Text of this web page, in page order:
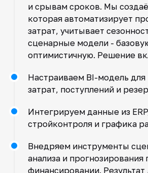
и срывам сроков. Мы
которая автоматизирует
затрат, учитывает
сценарные модели -
оптимистичную. Решение
Настраиваем BI-модель для
затрат, поступлений и
Интегрируем данные из
стройконтроля и графика
Внедряем инструменты
анализа и прогнозирования
финансировании. Результат